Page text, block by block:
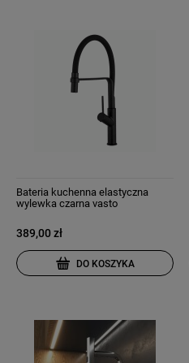
Bateria kuchenna elastyczna
wylewka czarna vasto
389,00 zł
DO KOSZYKA